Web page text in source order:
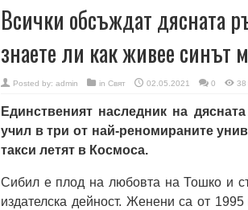
Всички обсъждат дясната
знаете ли как живее синът
Posted by: admin in Свят 02.05.2021 0 38
Единственият наследник на
учил в три от най-реномираните
такси летят в Космоса.
Сибил е плод на любовта на Тошко и
издателска дейност. Женени са от